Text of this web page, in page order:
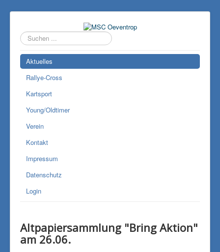
Suchen
...
Aktuelles
Rallye-Cross
Kartsport
Young/Oldtimer
Verein
Kontakt
Impressum
Datenschutz
Login
Altpapiersammlung "Bring Aktion"
am 26.06.